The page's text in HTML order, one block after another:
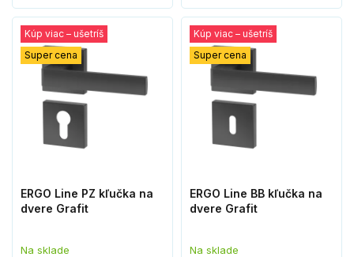
Kúp viac – ušetríš
Super cena
ERGO Line PZ kľučka na
dvere Grafit
Na sklade
Kúp viac – ušetríš
Super cena
ERGO Line BB kľučka na
dvere Grafit
Na sklade